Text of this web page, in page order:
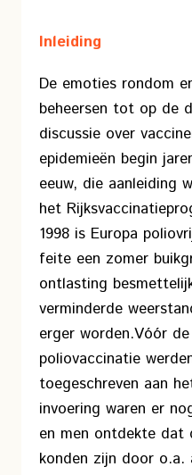
Inleiding
De emoties rondom
beheersen tot op de
discussie over
epidemieën begin
eeuw, die aanleiding
het
1998 is Europa
feite een zomer
ontlasting
verminderde
erger worden.Vóór
poliovaccinatie
toegeschreven aan
invoering waren er
en men ontdekte dat
konden zijn door o.a.